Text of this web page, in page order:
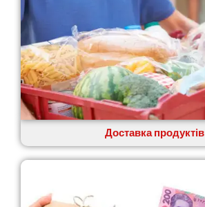
Доставка продуктів